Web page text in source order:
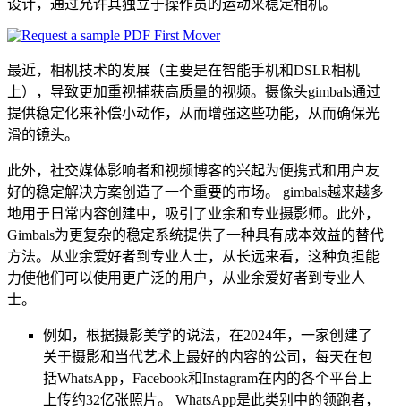
设计，通过允许其独立于操作员的运动来稳定相机。
最近，相机技术的发展（主要是在智能手机和DSLR相机
上），导致更加重视捕获高质量的视频。摄像头gimbals通过
提供稳定化来补偿小动作，从而增强这些功能，从而确保光
滑的镜头。
此外，社交媒体影响者和视频博客的兴起为便携式和用户友
好的稳定解决方案创造了一个重​​要的市场。 gimbals越来越多
地用于日常内容创建中，吸引了业余和专业摄影师。此外，
Gimbals为更复杂的稳定系统提供了一种具有成本效益的替代
方法。从业余爱好者到专业人士，从长远来看，这种负担能
力使他们可以使用更广泛的用户，从业余爱好者到专业人
士。
例如，根据摄影美学的说法，在2024年，一家创建了
关于摄影和当代艺术上最好的内容的公司，每天在包
括WhatsApp，Facebook和Instagram在内的各个平台上
上传约32亿张照片。 WhatsApp是此类别中的领跑者，